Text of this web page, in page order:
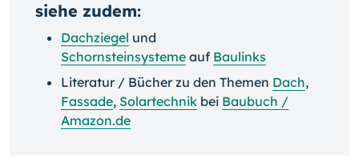
siehe zudem:
Dachziegel und
Schornsteinsysteme auf Baulinks
Literatur / Bücher zu den Themen Dach,
Fassade, Solartechnik bei Baubuch /
Amazon.de